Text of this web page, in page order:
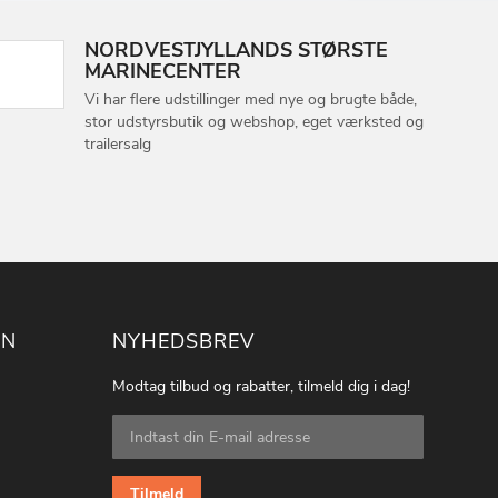
NORDVESTJYLLANDS STØRSTE
MARINECENTER
Vi har flere udstillinger med nye og brugte både,
stor udstyrsbutik og webshop, eget værksted og
trailersalg
NYHEDSBREV
Modtag tilbud og rabatter, tilmeld dig i dag!
Tilmeld
dig
vores
nyhedsbrev: